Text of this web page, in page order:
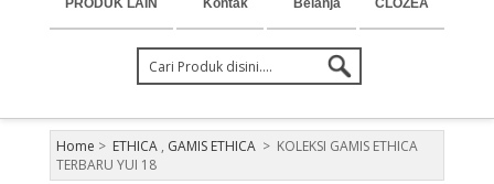
PRODUK LAIN Kontak Belanja CLOZEA
Home > ETHICA, GAMIS ETHICA > KOLEKSI GAMIS ETHICA
TERBARU YUI 18